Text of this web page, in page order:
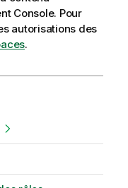
Console. Pour
autorisations des
.